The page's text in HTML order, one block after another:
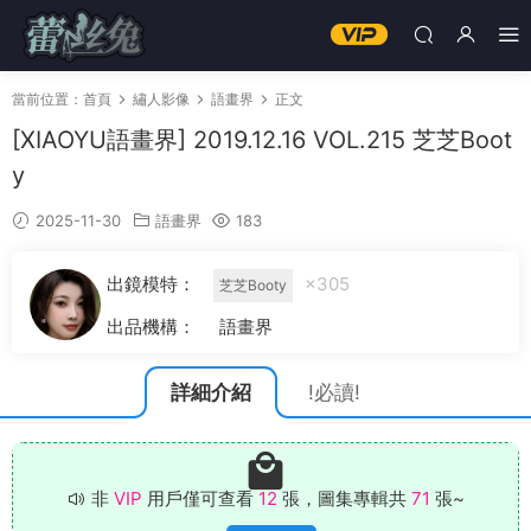
當前位置： 首頁 繡人影像 語畫界 正文
[XIAOYU語畫界] 2019.12.16 VOL.215 芝芝Boot
y
2025-11-30 語畫界 183
出鏡模特： 芝芝Booty
×305
出品機構：
語畫界
詳細介紹 !必讀!
非 VIP 用戶僅可查看 12 張，圖集專輯共 71 張~